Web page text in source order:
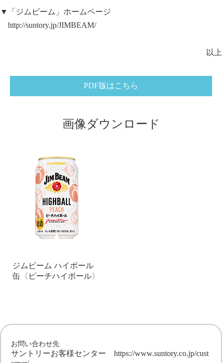
▼「ジムビーム」ホームページ
http://suntory.jp/JIMBEAM/
以上
PDF版はこちら
画像ダウンロード
ジムビーム ハイボール
缶〈ピーチハイボール〉
お問い合わせ先
サントリーお客様センター https://www.suntory.co.jp/cust